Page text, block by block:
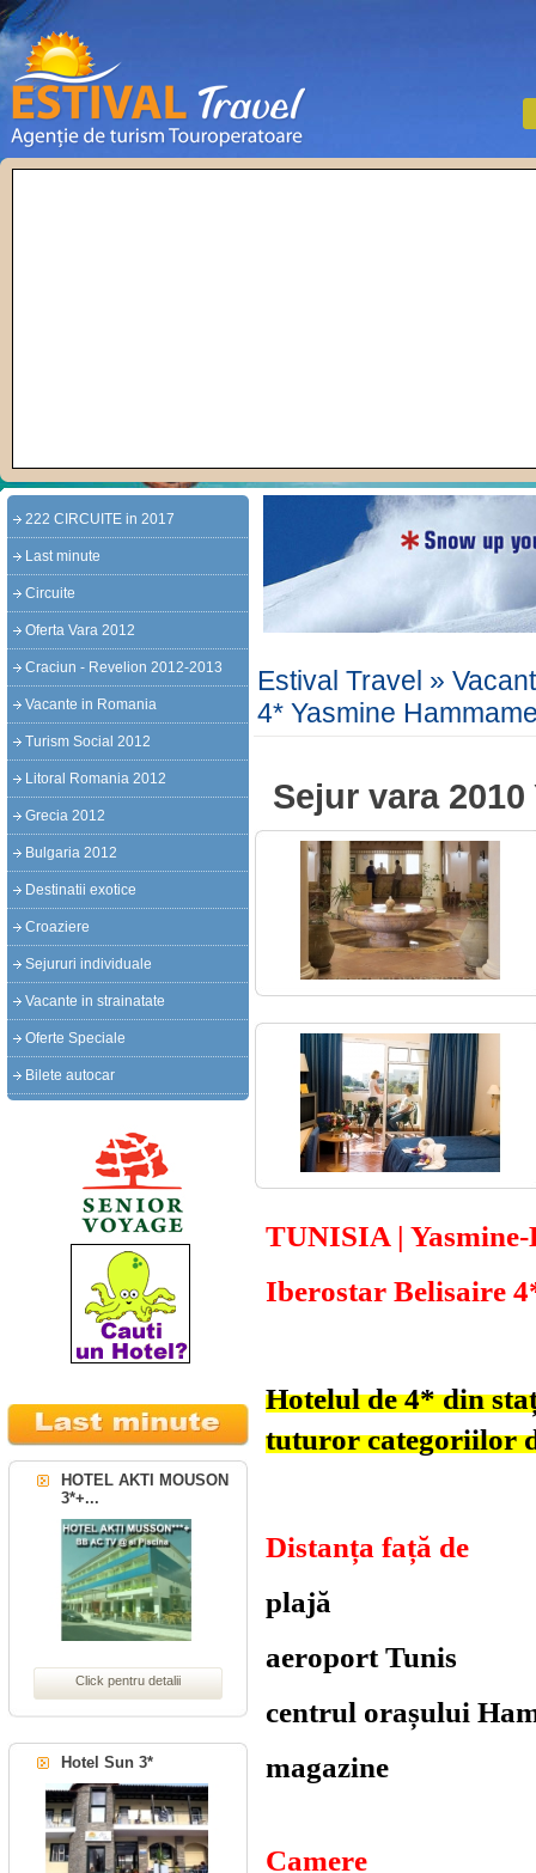
222 CIRCUITE in 2017
Last minute
Circuite
Oferta Vara 2012
Craciun - Revelion 2012-2013
Vacante in Romania
Turism Social 2012
Litoral Romania 2012
Grecia 2012
Bulgaria 2012
Destinatii exotice
Croaziere
Sejururi individuale
Vacante in strainatate
Oferte Speciale
Bilete autocar
HOTEL AKTI MOUSON
3*+...
Click pentru detalii
Hotel Sun 3*
Estival Travel »
4* Yasmine
Sejur vara
TUNISIA |
Iberostar Belisaire
Hotelul de 4* din
tuturor categoriilor
Distanța
plajă
aeroport
centrul orașului
magazine
Camere